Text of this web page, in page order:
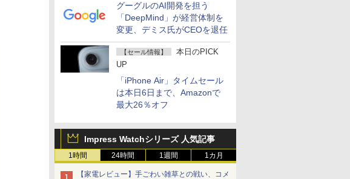
グーグルのAI開発を担う
「DeepMind」が経営体制を
変更、デミス氏がCEOを退任
【セール情報】
本日のPICK
UP
「iPhone Air」タイムセール
は本日6日まで、Amazonで
最大26％オフ
Impress Watchシリーズ 人気記事
1時間 24時間 1週間 1カ月
【家電レビュー】手ごわい雑草との戦い、コメ